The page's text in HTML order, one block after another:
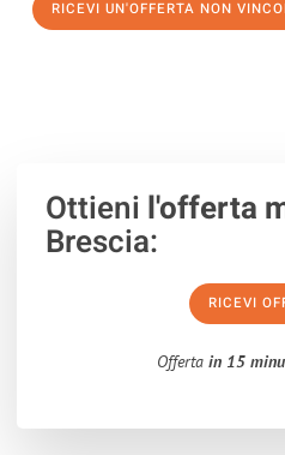
RICEVI UN'OFFERTA NON
Ottieni l'offerta
Brescia:
RICEVI
Offerta in 15